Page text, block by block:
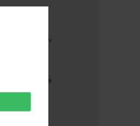
generation av